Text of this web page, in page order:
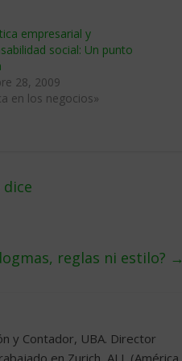
empresarial y
social: Un punto
28, 2009
en los negocios»
reglas ni estilo? →
y Contador, UBA. Director
en Zurich, ALL (América